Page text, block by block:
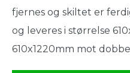
fjernes og skiltet er
og leveres i størrelse
610x1220mm mot